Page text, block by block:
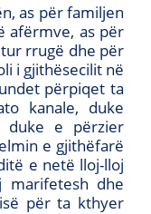
as për familjen
afërmve, as për
rrugë dhe për
i gjithësecilit në
përpiqet ta
kanale, duke
duke e përzier
e gjithëfarë
e netë lloj-lloj
marifetesh dhe
për ta kthyer